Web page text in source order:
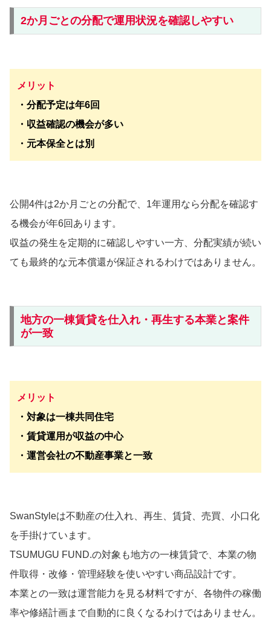
2か月ごとの分配で運用状況を確認しやすい
メリット
・分配予定は年6回
・収益確認の機会が多い
・元本保全とは別
公開4件は2か月ごとの分配で、1年運用なら分配を確認す
る機会が年6回あります。
収益の発生を定期的に確認しやすい一方、分配実績が続い
ても最終的な元本償還が保証されるわけではありません。
地方の一棟賃貸を仕入れ・再生する本業と案件
が一致
メリット
・対象は一棟共同住宅
・賃貸運用が収益の中心
・運営会社の不動産事業と一致
SwanStyleは不動産の仕入れ、再生、賃貸、売買、小口化
を手掛けています。
TSUMUGU FUND.の対象も地方の一棟賃貸で、本業の物
件取得・改修・管理経験を使いやすい商品設計です。
本業との一致は運営能力を見る材料ですが、各物件の稼働
率や修繕計画まで自動的に良くなるわけではありません。